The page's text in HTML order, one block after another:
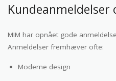
Kundeanmeldelser
MIM har opnået gode
Anmeldelser fremhæver ofte:
Moderne design